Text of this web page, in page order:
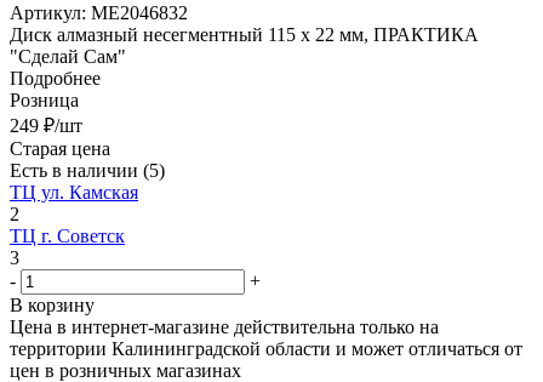
Артикул: МЕ2046832
Диск алмазный несегментный 115 х 22 мм, ПРАКТИКА
"Сделай Сам"
Подробнее
Розница
249 ₽/шт
Старая цена
Есть в наличии (5)
ТЦ ул. Камская
2
ТЦ г. Советск
3
-
+
В корзину
Цена в интернет-магазине действительна только на
территории Калининградской области и может отличаться от
цен в розничных магазинах